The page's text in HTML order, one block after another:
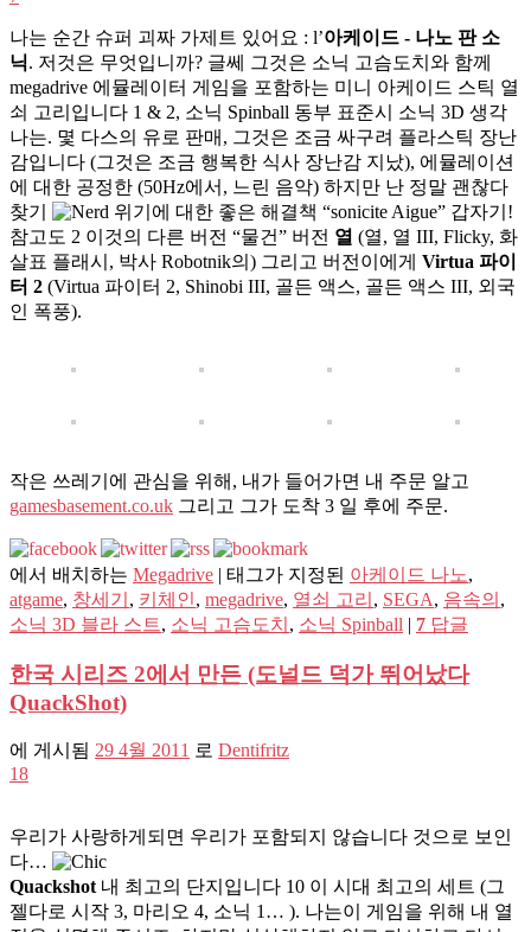
나는 순간 슈퍼 괴짜 가제트 있어요 : l’아케이드 - 나노 판 소
닉. 저것은 무엇입니까? 글쎄 그것은 소닉 고슴도치와 함께
megadrive 에뮬레이터 게임을 포함하는 미니 아케이드 스틱 열
쇠 고리입니다 1 & 2, 소닉 Spinball 동부 표준시 소닉 3D 생각
나는. 몇 다스의 유로 판매, 그것은 조금 싸구려 플라스틱 장난
감입니다 (그것은 조금 행복한 식사 장난감 지났), 에뮬레이션
에 대한 공정한 (50Hz에서, 느린 음악) 하지만 난 정말 괜찮다
찾기
위기에 대한 좋은 해결책 “sonicite Aigue” 갑자기!
참고도 2 이것의 다른 버전 “물건” 버전 열 (열, 열 III, Flicky, 화
살표 플래시, 박사 Robotnik의) 그리고 버전이에게 Virtua 파이
터 2 (Virtua 파이터 2, Shinobi III, 골든 액스, 골든 액스 III, 외국
인 폭풍).
작은 쓰레기에 관심을 위해, 내가 들어가면 내 주문 알고
gamesbasement.co.uk 그리고 그가 도착 3 일 후에 주문.
에서 배치하는 Megadrive | 태그가 지정된 아케이드 나노,
atgame, 창세기 , 키체인 , megadrive, 열쇠 고리 , SEGA, 음속의 ,
소닉 3D 블라 스트 , 소닉 고슴도치 , 소닉 Spinball | 7 답글
한국 시리즈 2에서 만든 (도널드 덕가 뛰어났다
QuackShot)
에 게시됨 29 4월 2011 로 Dentifritz
18
우리가 사랑하게되면 우리가 포함되지 않습니다 것으로 보인
다…
Quackshot 내 최고의 단지입니다 10 이 시대 최고의 세트 (그
젤다로 시작 3, 마리오 4, 소닉 1… ). 나는이 게임을 위해 내 열